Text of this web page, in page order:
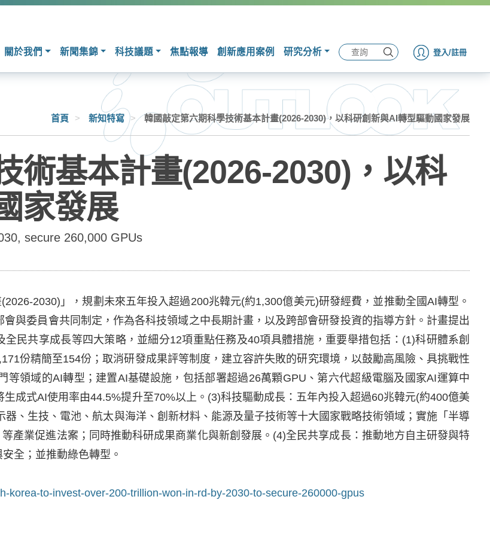
關於我們 新聞集錦 科技議題 焦點報導 創新應用案例 研究分析 登入/註冊
首頁 > 新知特寫 > 韓國敲定第六期科學技術基本計畫(2026-2030)，以科研創新與AI轉型驅動國家發展
術基本計畫(2026-2030)，以科
家發展
secure 260,000 GPUs
2030)」，規劃未來五年投入超過200兆韓元(約1,300億美元)研發經費，並推動全國AI轉型。
與委員會共同制定，作為各科技領域之中長期計畫，以及跨部會研發投資的指導方針。計畫提出
民共享成長等四大策略，並細分12項重點任務及40項具體措施，重要舉措包括：(1)科研體系創
份精簡至154份；取消研發成果評等制度，建立容許失敗的研究環境，以鼓勵高風險、具挑戰性
等領域的AI轉型；建置AI基礎設施，包括部署超過26萬顆GPU、第六代超級電腦及國家AI運算中
成式AI使用率由44.5%提升至70%以上。(3)科技驅動成長：五年內投入超過60兆韓元(約400億美
、生技、電池、航太與海洋、創新材料、能源及量子技術等十大國家戰略技術領域；實施「半導
產業促進法案；同時推動科研成果商業化與新創發展。(4)全民共享成長：推動地方自主研發與特
全；並推動綠色轉型。
korea-to-invest-over-200-trillion-won-in-rd-by-2030-to-secure-260000-gpus